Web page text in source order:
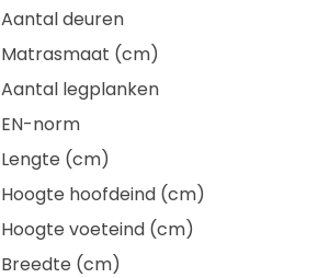
Aantal deuren
Matrasmaat (cm)
Aantal legplanken
EN-norm
Lengte (cm)
Hoogte hoofdeind (cm)
Hoogte voeteind (cm)
Breedte (cm)